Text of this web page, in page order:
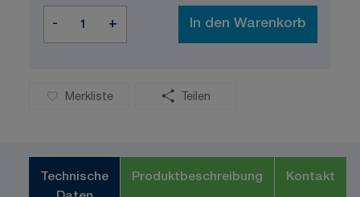
- + In den Warenkorb
Merkliste Teilen
Technische
Produktbeschreibung Kontakt